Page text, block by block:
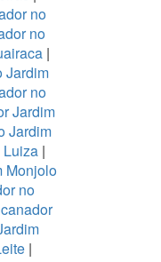
no
no
|
Jardim
no
Jardim
Jardim
Luiza |
Monjolo
no
|